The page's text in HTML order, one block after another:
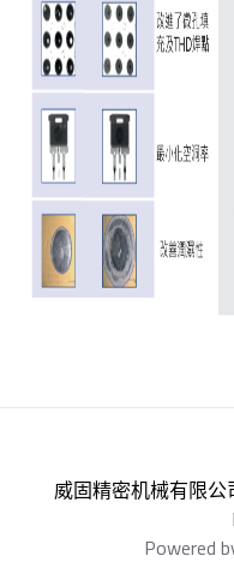
威固精密机械有限
Powered